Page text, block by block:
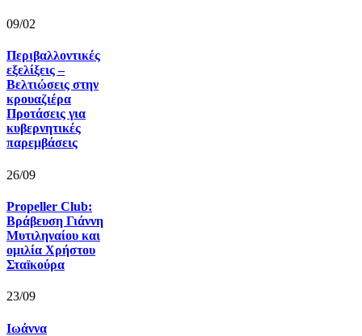
09/02
Περιβαλλοντικές
εξελίξεις –
Βελτιώσεις στην
κρουαζιέρα
Προτάσεις για
κυβερνητικές
παρεμβάσεις
26/09
Propeller Club:
Βράβευση Γιάννη
Μυτιληναίου και
ομιλία Χρήστου
Σταïκούρα
23/09
Ιωάννα